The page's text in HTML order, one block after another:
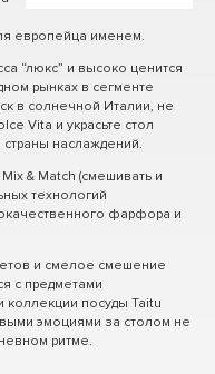
европейца именем.
“люкс” и высоко ценится
рынках в сегменте
в солнечной Италии, не
Vita и украсьте стол
наслаждений.
& Match (смешивать и
технологий
фарфора и
и смелое смешение
с предметами
коллекции посуды Taitu
эмоциями за столом не
ритме.